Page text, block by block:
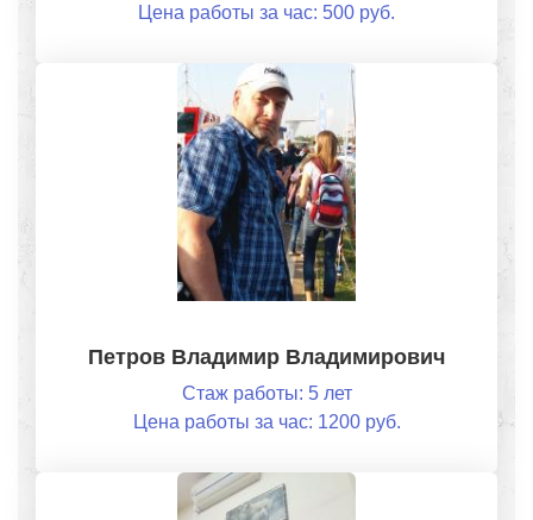
Цена работы за час: 500 руб.
Петров Владимир Владимирович
Стаж работы: 5 лет
Цена работы за час: 1200 руб.